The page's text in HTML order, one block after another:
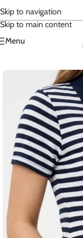
Skip to navigation
Skip to main content
Menu
robe de